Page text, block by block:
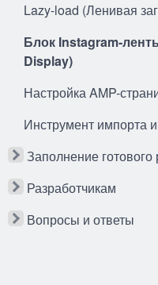
Lazy-load (Ленивая
Блок Instagram-
Display)
Настройка AMP-
Инструмент импорта
Заполнение
Разработчикам
Вопросы и ответы